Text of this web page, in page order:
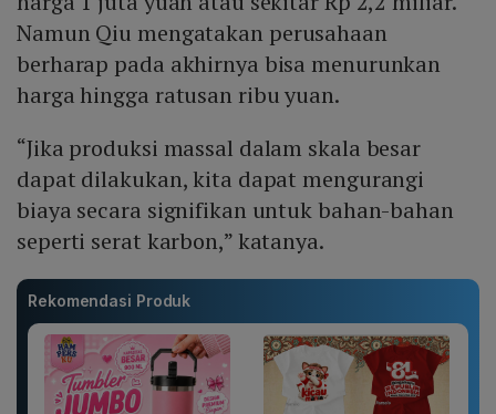
Namun Qiu mengatakan perusahaan
berharap pada akhirnya bisa menurunkan
harga hingga ratusan ribu yuan.
“Jika produksi massal dalam skala besar
dapat dilakukan, kita dapat mengurangi
biaya secara signifikan untuk bahan-bahan
seperti serat karbon,” katanya.
Rekomendasi Produk